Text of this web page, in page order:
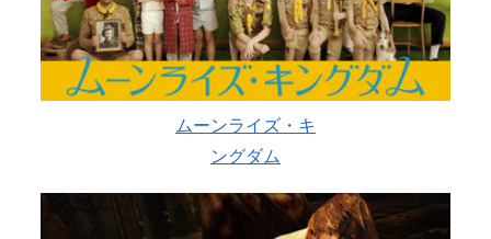
ムーンライズ・キ
ングダム